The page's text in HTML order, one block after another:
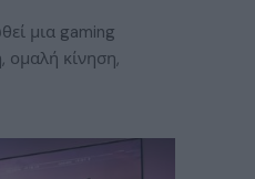
μια gaming
ομαλή κίνηση,